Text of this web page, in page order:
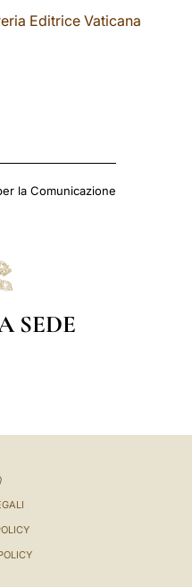
Editrice Vaticana
la Comunicazione
SEDE